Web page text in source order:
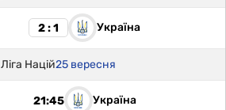
2 : 1 Україна
Ліга Націй25 вересня
21:45 Україна